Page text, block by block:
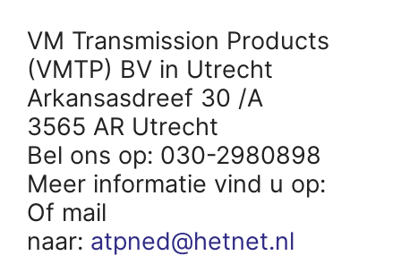
VM Transmission Products
(VMTP) BV in Utrecht
Arkansasdreef 30 /A
3565 AR Utrecht
Bel ons op: 030-2980898
Meer informatie vind u op:
Of mail
naar: atpned@hetnet.nl